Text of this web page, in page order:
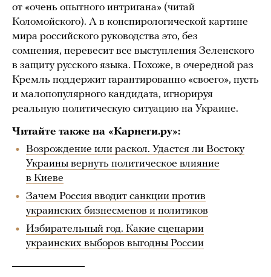
от «очень опытного интригана» (читай
Коломойского). А в конспирологической картине
мира российского руководства это, без
сомнения, перевесит все выступления Зеленского
в защиту русского языка. Похоже, в очередной раз
Кремль поддержит гарантированно «своего», пусть
и малопопулярного кандидата, игнорируя
реальную политическую ситуацию на Украине.
Читайте также на «Карнеги.ру»:
Возрождение или раскол. Удастся ли Востоку
Украины вернуть политическое влияние
в Киеве
Зачем Россия вводит санкции против
украинских бизнесменов и политиков
Избирательный год. Какие сценарии
украинских выборов выгодны России